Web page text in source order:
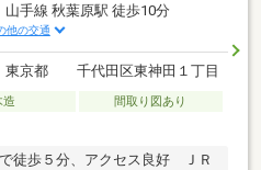
山手線 秋葉原駅 徒歩10分
他の交通
東京都 千代田区東神田１丁目
造
間取り図あり
徒歩５分、アクセス良好 ＪＲ